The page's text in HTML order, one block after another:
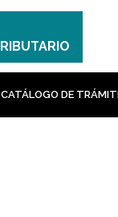
CATÁLOGO DE